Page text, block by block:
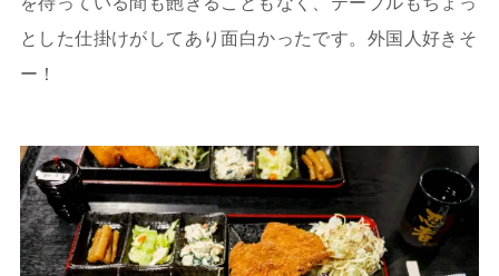
とした仕掛けがしてあり面白かったです。外国人好きそ
ー！